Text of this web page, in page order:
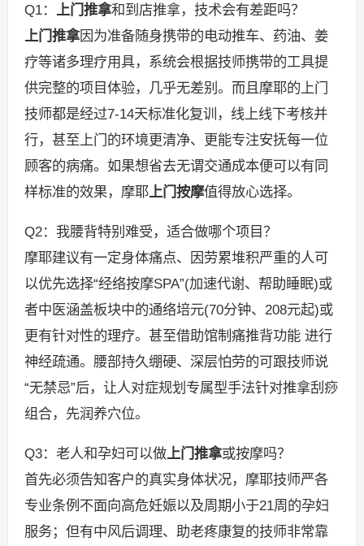
Q1： 上门推拿和到店推拿，技术会有差距吗？
上门推拿因为准备随身携带的电动推车、药油、姜
疗等诸多理疗用具，系统会根据技师携带的工具提
供完整的项目体验，几乎无差别。而且摩耶的上门
技师都是经过7-14天标准化复训，线上线下考核并
行，甚至上门的环境更清净、更能专注安抚每一位
顾客的病痛。如果想省去无谓交通成本便可以有同
样标准的效果，摩耶上门按摩值得放心选择。
Q2：我腰背特别难受，适合做哪个项目？
摩耶建议有一定身体痛点、因劳累堆积严重的人可
以优先选择“经络按摩SPA”(加速代谢、帮助睡眠)或
者中医涵盖板块中的通络培元(70分钟、208元起)或
更有针对性的理疗。甚至借助馆制痛推背功能 进行
神经疏通。腰部持久绷硬、深层怕劳的可跟技师说
“无禁忌”后，让人对症规划专属型手法针对推拿刮痧
组合，先润养穴位。
Q3：老人和孕妇可以做上门推拿或按摩吗？
首先必须告知客户的真实身体状况，摩耶技师严各
专业条例不面向高危妊娠以及周期小于21周的孕妇
服务；但有中风后调理、助老疼康复的技师非常靠